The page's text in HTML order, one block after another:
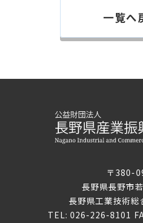
一覧へ
〒380-
長野県長野市
長野県工業技術総
TEL: 026-226-8101